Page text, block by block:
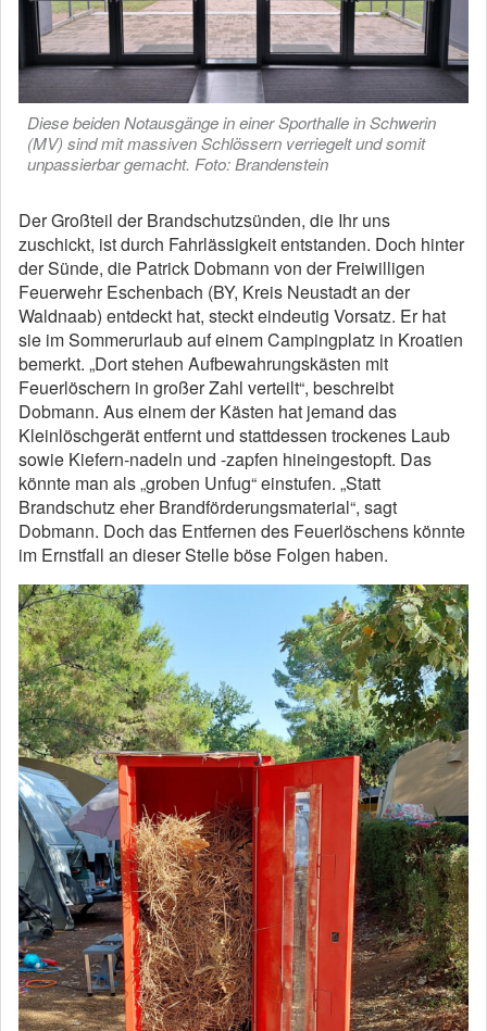
Diese beiden Notausgänge in einer Sporthalle in Schwerin
(MV) sind mit massiven Schlössern verriegelt und somit
unpassierbar gemacht. Foto: Brandenstein
Der Großteil der Brandschutzsünden, die Ihr uns
zuschickt, ist durch Fahrlässigkeit entstanden. Doch hinter
der Sünde, die Patrick Dobmann von der Freiwilligen
Feuerwehr Eschenbach (BY, Kreis Neustadt an der
Waldnaab) entdeckt hat, steckt eindeutig Vorsatz. Er hat
sie im Sommerurlaub auf einem Campingplatz in Kroatien
bemerkt. „Dort stehen Aufbewahrungskästen mit
Feuerlöschern in großer Zahl verteilt“, beschreibt
Dobmann. Aus einem der Kästen hat jemand das
Kleinlöschgerät entfernt und stattdessen trockenes Laub
sowie Kiefern-nadeln und -zapfen hineingestopft. Das
könnte man als „groben Unfug“ einstufen. „Statt
Brandschutz eher Brandförderungsmaterial“, sagt
Dobmann. Doch das Entfernen des Feuerlöschens könnte
im Ernstfall an dieser Stelle böse Folgen haben.